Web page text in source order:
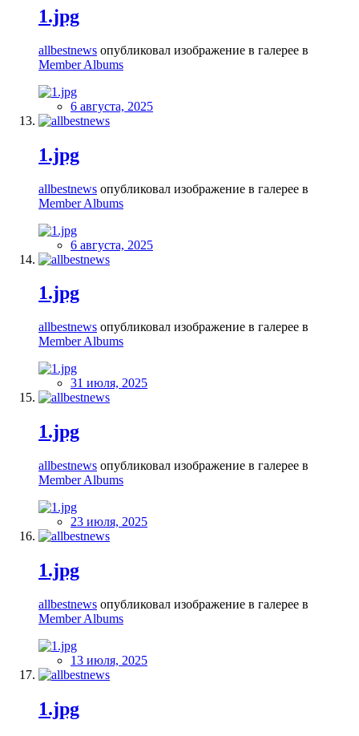
1.jpg
allbestnews опубликовал изображение в галерее в
Member Albums
6 августа, 2025
1.jpg
allbestnews опубликовал изображение в галерее в
Member Albums
6 августа, 2025
1.jpg
allbestnews опубликовал изображение в галерее в
Member Albums
31 июля, 2025
1.jpg
allbestnews опубликовал изображение в галерее в
Member Albums
23 июля, 2025
1.jpg
allbestnews опубликовал изображение в галерее в
Member Albums
13 июля, 2025
1.jpg